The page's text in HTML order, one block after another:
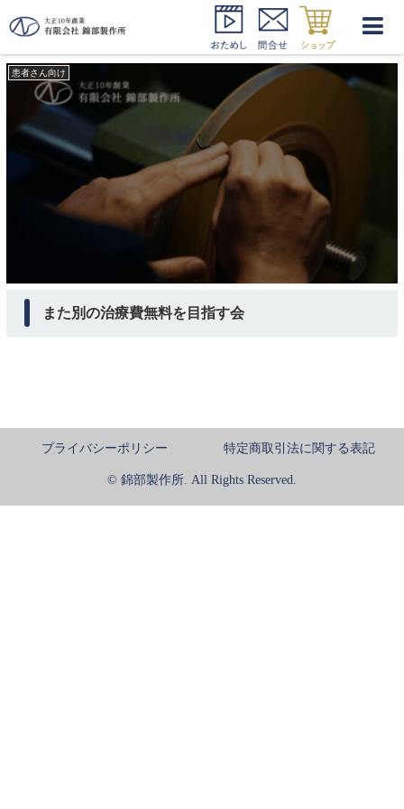
治療費 ゼロ
患者さん向け
また別の治療費無料を目指す会
プライバシーポリシー 特定商取引法に関する表記
© 錦部製作所. All Rights Reserved.